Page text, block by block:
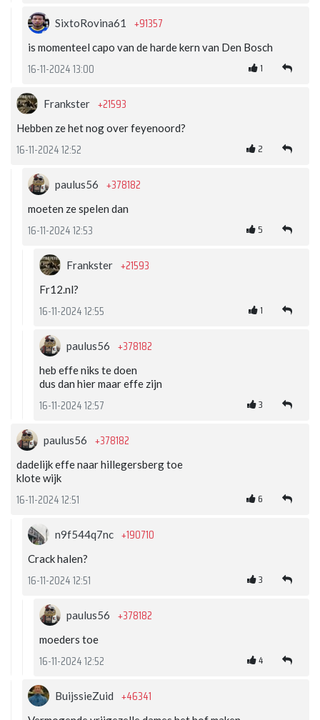
SixtoRovina61 +91357
is momenteel capo van de harde kern van Den Bosch
16-11-2024 13:00 1
Frankster +21593
Hebben ze het nog over feyenoord?
16-11-2024 12:52 2
paulus56 +378182
moeten ze spelen dan
16-11-2024 12:53 5
Frankster +21593
Fr12.nl?
16-11-2024 12:55 1
paulus56 +378182
heb effe niks te doen
dus dan hier maar effe zijn
16-11-2024 12:57 3
paulus56 +378182
dadelijk effe naar hillegersberg toe
klote wijk
16-11-2024 12:51 6
n9f544q7nc +190710
Crack halen?
16-11-2024 12:51 3
paulus56 +378182
moeders toe
16-11-2024 12:52 4
BuijssieZuid +46341